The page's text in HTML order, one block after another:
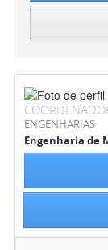
ENGENHARIAS
Engenharia de